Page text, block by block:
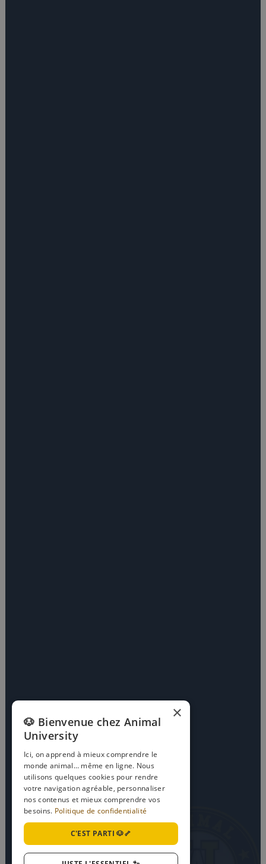
×
🐶 Bienvenue chez Animal
University
Ici, on apprend à mieux comprendre le
monde animal… même en ligne. Nous
utilisons quelques cookies pour rendre
votre navigation agréable, personnaliser
nos contenus et mieux comprendre vos
besoins. Politique de confidentialité
C'EST PARTI 🐶🦴